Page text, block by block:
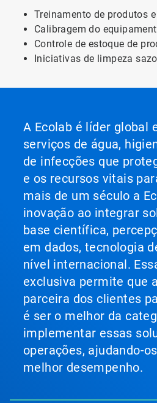
Treinamento de produtos
Calibragem do
Controle de estoque de
Iniciativas de limpeza
A Ecolab é líder global
serviços de água,
de infecções que
e os recursos vitais
mais de um século a
inovação ao integrar
base científica,
em dados, tecnologia
nível internacional.
exclusiva permite que
parceira dos clientes
é ser o melhor da
implementar essas
operações, ajudando-
melhor desempenho.